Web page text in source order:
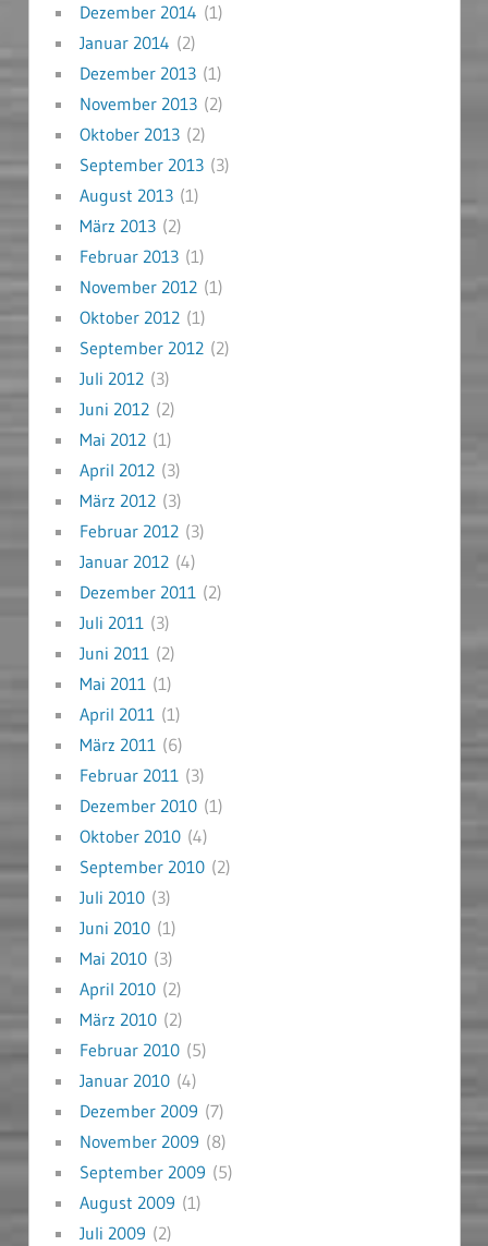
Dezember 2014 (1)
Januar 2014 (2)
Dezember 2013(1)
November 2013(2)
Oktober 2013(2)
September 2013(3)
August 2013(1)
März 2013(2)
Februar 2013(1)
November 2012(1)
Oktober 2012(1)
September 2012(2)
Juli 2012(3)
Juni 2012(2)
Mai 2012(1)
April 2012(3)
März 2012(3)
Februar 2012(3)
Januar 2012(4)
Dezember 2011(2)
Juli 2011(3)
Juni 2011(2)
Mai 2011(1)
April 2011(1)
März 2011(6)
Februar 2011(3)
Dezember 2010(1)
Oktober 2010(4)
September 2010(2)
Juli 2010(3)
Juni 2010(1)
Mai 2010(3)
April 2010(2)
März 2010(2)
Februar 2010(5)
Januar 2010(4)
Dezember 2009 (7)
November 2009 (8)
September 2009 (5)
August 2009 (1)
Juli 2009 (2)